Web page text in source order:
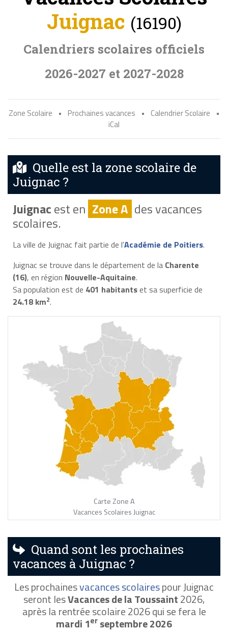
Juignac (16190)
Calendriers scolaires officiels
2026-2027 et 2027-2028
Zone Scolaire • Prochaines vacances • Calendrier Scolaire
•
iCal
Quelle est la zone scolaire de
Juignac ?
Juignacest en Zone A des vacances
scolaires.
La ville de Juignac fait partie de l'Académie de Poitiers.
Juignac se trouve dans le département de la Charente
(16), en région Nouvelle-Aquitaine.
Sa population est de 401 habitantset sa superficie de
24.18 km2.
Carte Zone A
Vacances Scolaires Juignac
Quand sont les prochaines
vacances à Juignac ?
Les prochainesvacances scolairespour Juignac
seront lesVacances de la Toussaint2026,
après la rentrée scolaire 2026 qui se fera le
mardi 1er septembre 2026